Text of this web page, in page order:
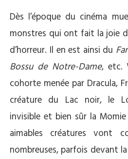
Dès l’époque du cinéma
monstres qui ont fait la joie
d’horreur. Il en est ainsi du
Bossu de Notre-Dame, etc.
cohorte menée par Dracula,
créature du Lac noir, le
invisible et bien sûr la
aimables créatures vont
nombreuses, parfois devant